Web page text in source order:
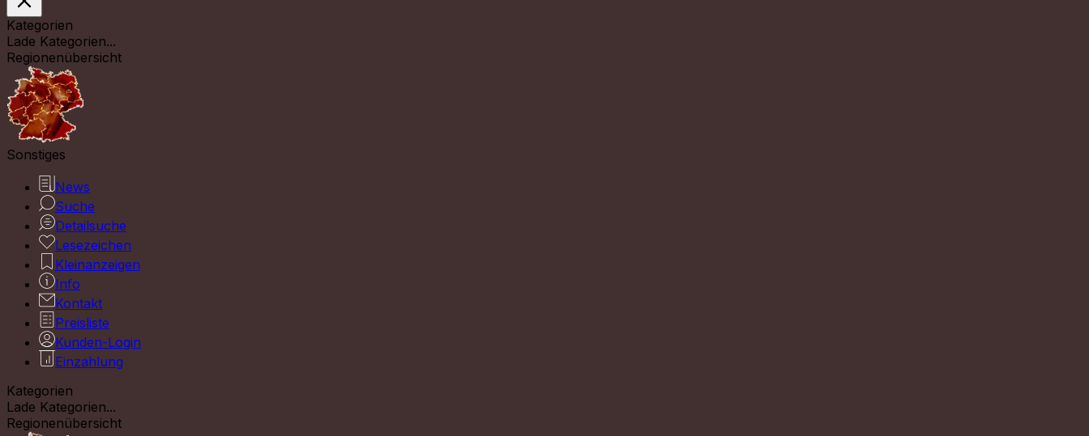
Kategorien
Lade Kategorien...
Regionenübersicht
Sonstiges
News
Suche
Detailsuche
Lesezeichen
Kleinanzeigen
Info
Kontakt
Preisliste
Kunden-Login
Einzahlung
Kategorien
Lade Kategorien...
Regionenübersicht